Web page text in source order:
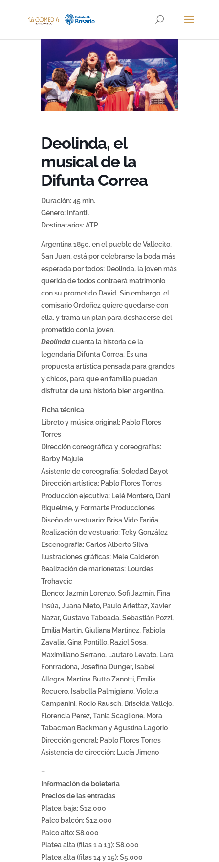
Deolinda, el
musical de la
Difunta Correa
Duración: 45 min.
Género: Infantil
Destinatarios: ATP
Argentina 1850, en el pueblo de Vallecito,
San Juan, está por celebrarse la boda más
esperada por todos: Deolinda, la joven más
querida de todos contraerá matrimonio
con su prometido David. Sin embargo, el
comisario Ordoñez quiere quedarse con
ella, y trama un plan para deshacerse del
prometido con la joven.
Deolindacuenta la historia de la
legendaria Difunta Correa. Es una
propuesta artística pensada para grandes
y chicos, para que en familia puedan
disfrutar de una historia bien argentina.
Ficha técnica
Libreto y música original: Pablo Flores
Torres
Dirección coreográfica y coreografías:
Barby Majule
Asistente de coreografía: Soledad Bayot
Dirección artística: Pablo Flores Torres
Producción ejecutiva: Lelé Montero, Dani
Riquelme, y Formarte Producciones
Diseño de vestuario: Brisa Vide Fariña
Realización de vestuario: Teky González
Escenografía: Carlos Alberto Silva
Ilustraciones gráficas: Mele Calderón
Realización de marionetas: Lourdes
Trohavcic
Elenco: Jazmín Lorenzo, Sofi Jazmín, Fina
Insúa, Juana Nieto, Paulo Arlettaz, Xavier
Nazar, Gustavo Taboada, Sebastián Pozzi,
Emilia Martin, Giuliana Martinez, Fabiola
Zavalia, Gina Pontillo, Raziel Sosa,
Maximiliano Serrano, Lautaro Levato, Lara
Fonrradona, Josefina Dunger, Isabel
Allegra, Martina Butto Zanotti, Emilia
Recuero, Isabella Palmigiano, Violeta
Campanini, Rocio Rausch, Briseida Vallejo,
Florencia Perez, Tania Scaglione, Mora
Tabacman Backman y Agustina Lagorio
Dirección general: Pablo Flores Torres
Asistencia de dirección: Lucía Jimeno
–
Información de boletería
Precios de las entradas
Platea baja: $12.000
Palco balcón: $12.000
Palco alto: $8.000
Platea alta (filas 1 a 13): $8.000
Platea alta (filas 14 y 15): $5.000